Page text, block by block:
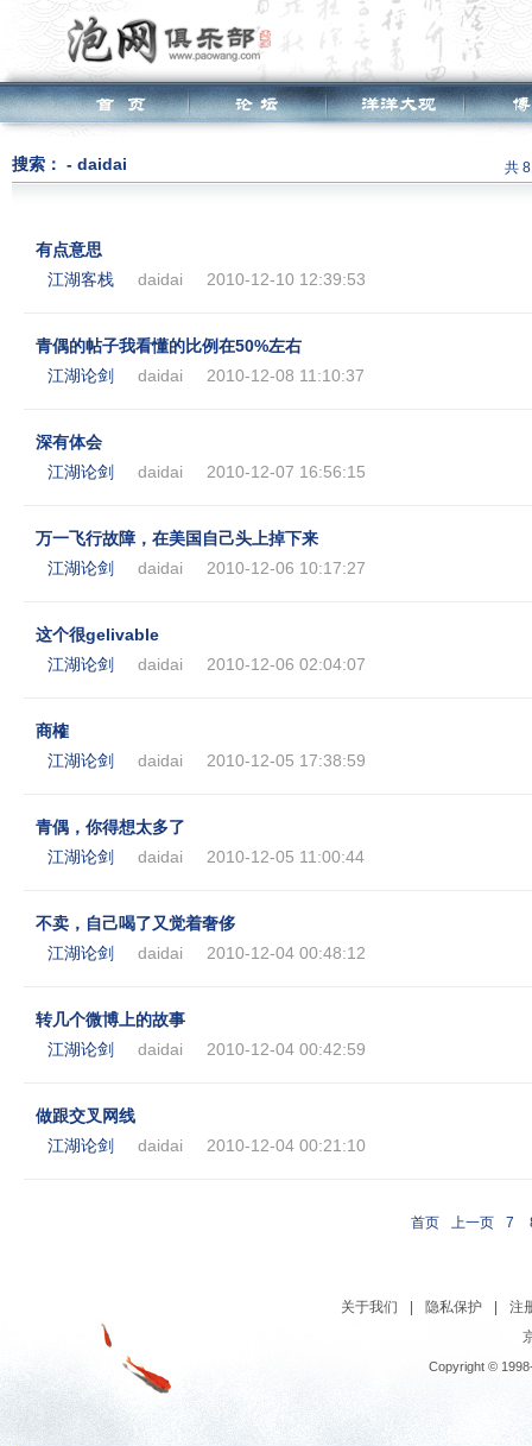
搜索： - daidai 共
有点意思
江湖客栈
daidai 2010-12-10 12:39:53
青偶的帖子我看懂的比例在50%左右
江湖论剑
daidai 2010-12-08 11:10:37
深有体会
江湖论剑
daidai 2010-12-07 16:56:15
万一飞行故障，在美国自己头上掉下来
江湖论剑
daidai 2010-12-06 10:17:27
这个很gelivable
江湖论剑
daidai 2010-12-06 02:04:07
商榷
江湖论剑
daidai 2010-12-05 17:38:59
青偶，你得想太多了
江湖论剑
daidai 2010-12-05 11:00:44
不卖，自己喝了又觉着奢侈
江湖论剑
daidai 2010-12-04 00:48:12
转几个微博上的故事
江湖论剑
daidai 2010-12-04 00:42:59
做跟交叉网线
江湖论剑
daidai 2010-12-04 00:21:10
首页 上一页 7
关于我们 隐私保护
注
Copyright ©